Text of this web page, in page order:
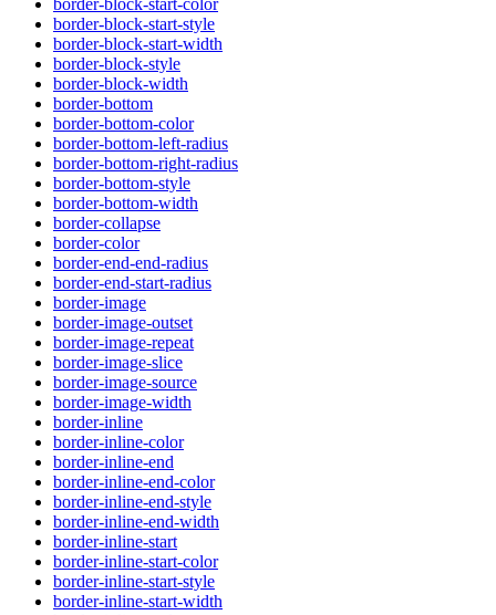
border-block-start-style
border-block-start-width
border-block-style
border-block-width
border-bottom
border-bottom-color
border-bottom-left-radius
border-bottom-right-radius
border-bottom-style
border-bottom-width
border-collapse
border-color
border-end-end-radius
border-end-start-radius
border-image
border-image-outset
border-image-repeat
border-image-slice
border-image-source
border-image-width
border-inline
border-inline-color
border-inline-end
border-inline-end-color
border-inline-end-style
border-inline-end-width
border-inline-start
border-inline-start-color
border-inline-start-style
border-inline-start-width